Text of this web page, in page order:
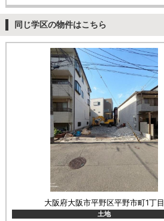
同じ学区の物件はこちら
大阪府大阪市平野区平野市町1丁目
土地